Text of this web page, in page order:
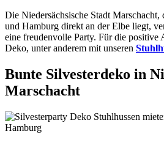
Die Niedersächsische Stadt
und Hamburg direkt an der Elbe liegt,
eine freudenvolle Party. Für die positive
Deko, unter anderem mit unseren
Bunte Silvesterdeko in
Marschacht